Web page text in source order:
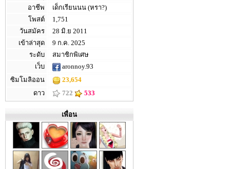
อาชีพ
เด็กเรียนนน (หรา?)
โพสต์
1,751
วันสมัคร
28 มิ.ย 2011
เข้าล่าสุด
9 ก.ค. 2025
ระดับ
สมาชิกพิเศษ
เว็บ
aronnoy.93
ซิมโมลิออน
23,654
ดาว
722 533
เพื่อน